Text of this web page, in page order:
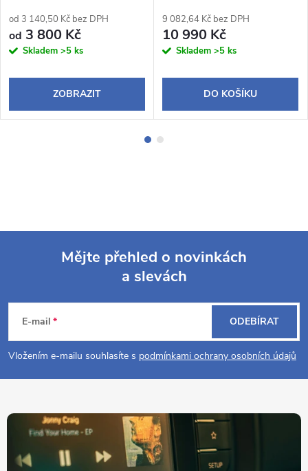
od 3 140,50 Kč bez DPH
od 3 800 Kč
Skladem >5 ks
ZOBRAZIT
9 082,64 Kč bez DPH
10 990 Kč
Skladem >5 ks
DO KOŠÍKU
p
a
t
Mějte přehled o novinkách
a slevách
E-mail
Vložením e-mailu souhlasíte s podmínkami ochrany osobních údajů
ODEBÍRAT